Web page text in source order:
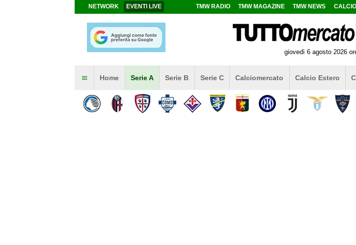
NETWORK EVENTI LIVE TMW RADIO TMW MAGAZINE TMW NEWS
giovedì 6 agosto 2026
Home Serie A Serie B Serie C Calciomercato Calcio Estero